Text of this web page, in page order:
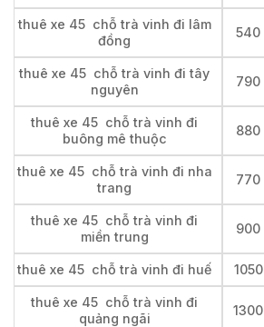
thuê xe 45 chỗ trà vinh đi lâm
đồng
540
thuê xe 45 chỗ trà vinh đi tây
nguyên
790
thuê xe 45 chỗ trà vinh đi
buông mê thuộc
880
thuê xe 45 chỗ trà vinh đi nha
trang
770
thuê xe 45 chỗ trà vinh đi
miền trung
900
thuê xe 45 chỗ trà vinh đi huế 1050
thuê xe 45 chỗ trà vinh đi
quảng ngãi
1300